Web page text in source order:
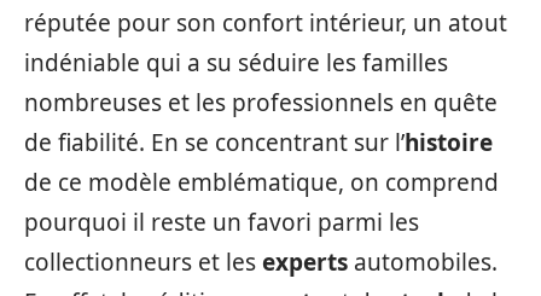
réputée pour son confort intérieur, un atout
indéniable qui a su séduire les familles
nombreuses et les professionnels en quête
de fiabilité. En se concentrant sur l’histoire
de ce modèle emblématique, on comprend
pourquoi il reste un favori parmi les
collectionneurs et lesexperts automobiles.